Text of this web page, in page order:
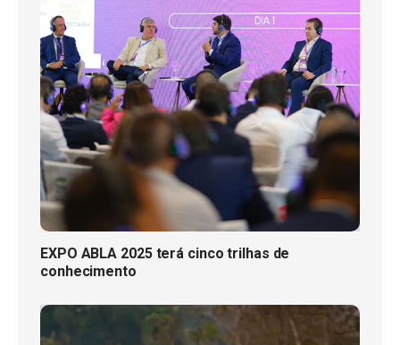
EXPO ABLA 2025 terá cinco trilhas de
conhecimento